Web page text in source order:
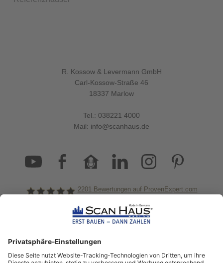
R. Kossow & Levermann GmbH
Carl-Kossow-Straße 46
18337 Marlow
Tel.: 038221 4000
Mail: info@scanhaus.de
ScanHaus Marlow
2201Bewertungen auf ProvenExpert.com
informiert!